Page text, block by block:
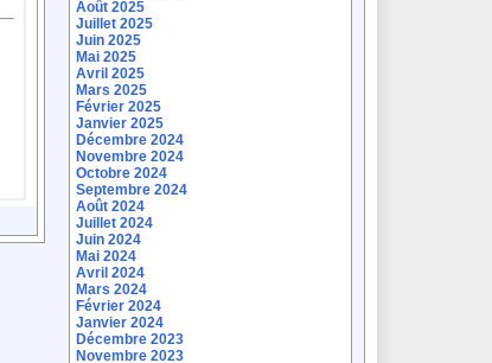
Août 2025
Juillet 2025
Juin 2025
Mai 2025
Avril 2025
Mars 2025
Février 2025
Janvier 2025
Décembre 2024
Novembre 2024
Octobre 2024
Septembre 2024
Août 2024
Juillet 2024
Juin 2024
Mai 2024
Avril 2024
Mars 2024
Février 2024
Janvier 2024
Décembre 2023
Novembre 2023